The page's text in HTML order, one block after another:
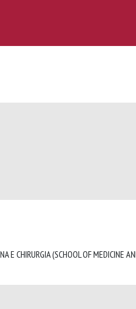
E CHIRURGIA (SCHOOL OF MEDICINE